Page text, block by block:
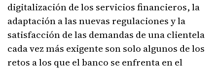
digitalización de los servicios financieros, la
adaptación a las nuevas regulaciones y la
satisfacción de las demandas de una clientela
cada vez más exigente son solo algunos de los
retos a los que el banco se enfrenta en el